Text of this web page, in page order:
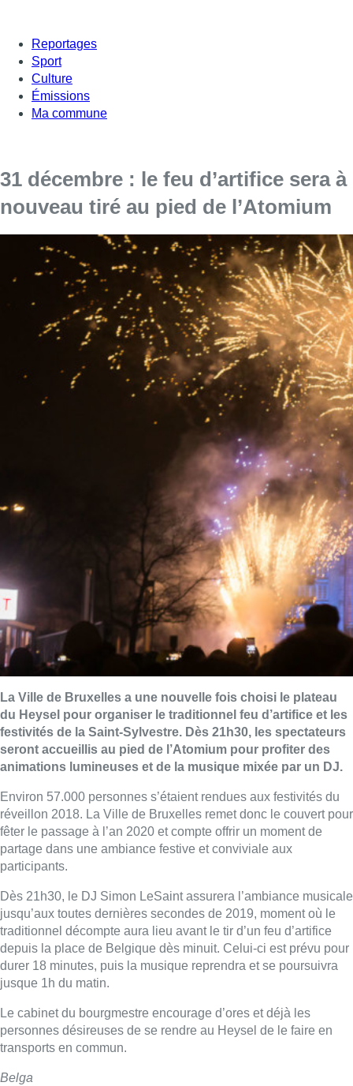
Reportages
Sport
Culture
Émissions
Ma commune
31 décembre : le feu d’artifice sera à
nouveau tiré au pied de l’Atomium
La Ville de Bruxelles a une nouvelle fois choisi le plateau
du Heysel pour organiser le traditionnel feu d’artifice et les
festivités de la Saint-Sylvestre. Dès 21h30, les spectateurs
seront accueillis au pied de l’Atomium pour profiter des
animations lumineuses et de la musique mixée par un DJ.
Environ 57.000 personnes s’étaient rendues aux festivités du
réveillon 2018. La Ville de Bruxelles remet donc le couvert pour
fêter le passage à l’an 2020 et compte offrir un moment de
partage dans une ambiance festive et conviviale aux
participants.
Dès 21h30, le DJ Simon LeSaint assurera l’ambiance musicale
jusqu’aux toutes dernières secondes de 2019, moment où le
traditionnel décompte aura lieu avant le tir d’un feu d’artifice
depuis la place de Belgique dès minuit. Celui-ci est prévu pour
durer 18 minutes, puis la musique reprendra et se poursuivra
jusque 1h du matin.
Le cabinet du bourgmestre encourage d’ores et déjà les
personnes désireuses de se rendre au Heysel de le faire en
transports en commun.
Belga